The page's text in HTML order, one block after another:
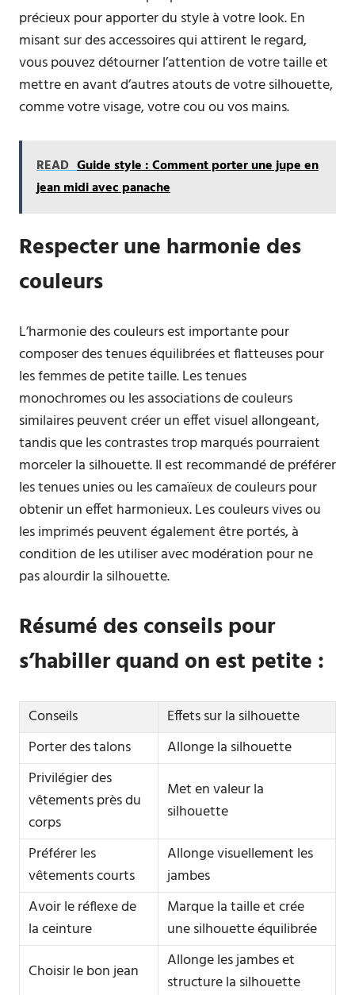
précieux pour apporter du style à votre look. En
misant sur des accessoires qui attirent le regard,
vous pouvez détourner l’attention de votre taille et
mettre en avant d’autres atouts de votre silhouette,
comme votre visage, votre cou ou vos mains.
READ Guide style : Comment porter une jupe en
jean midi avec panache
Respecter une harmonie des
couleurs
L’harmonie des couleurs est importante pour
composer des tenues équilibrées et flatteuses pour
les femmes de petite taille. Les tenues
monochromes ou les associations de couleurs
similaires peuvent créer un effet visuel allongeant,
tandis que les contrastes trop marqués pourraient
morceler la silhouette. Il est recommandé de préférer
les tenues unies ou les camaïeux de couleurs pour
obtenir un effet harmonieux. Les couleurs vives ou
les imprimés peuvent également être portés, à
condition de les utiliser avec modération pour ne
pas alourdir la silhouette.
Résumé des conseils pour
s’habiller quand on est petite :
Conseils
Effets sur la silhouette
Porter des talons
Allonge la silhouette
Privilégier des
vêtements près du
corps
Met en valeur la
silhouette
Préférer les
vêtements courts
Allonge visuellement les
jambes
Avoir le réflexe de
la ceinture
Marque la taille et crée
une silhouette équilibrée
Choisir le bon jean
Allonge les jambes et
structure la silhouette